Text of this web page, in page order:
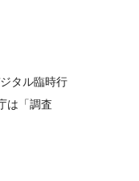
タル臨時行
は「調査